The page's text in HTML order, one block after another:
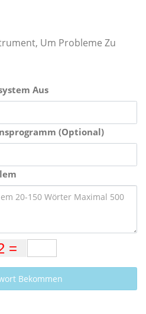
Um Probleme Zu
Aus
(Optional)
Bekommen